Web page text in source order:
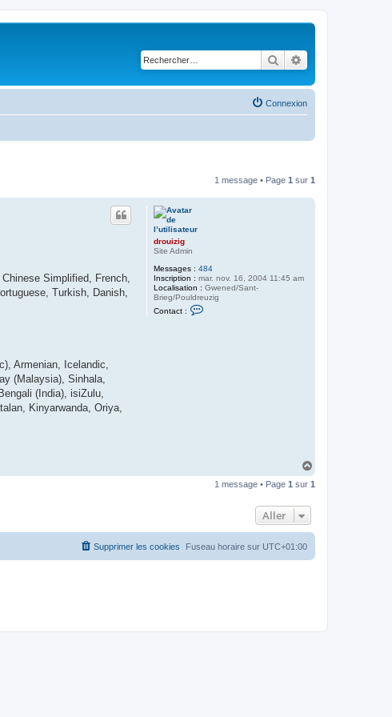
Rechercher
Connexion
1 message • Page 1 sur 1
drouizig
Site Admin
Messages : 484
Inscription : mar. nov. 16, 2004 11:45 am
Localisation : Gwened/Sant-
Brieg/Pouldreuzig
Contact :
Simplified, French,
Turkish, Danish,
Armenian, Icelandic,
(Malaysia), Sinhala,
(India), isiZulu,
Kinyarwanda, Oriya,
u
1 message • Page 1 sur 1
Aller
Fuseau horaire sur UTC+01:00
Supprimer les cookies